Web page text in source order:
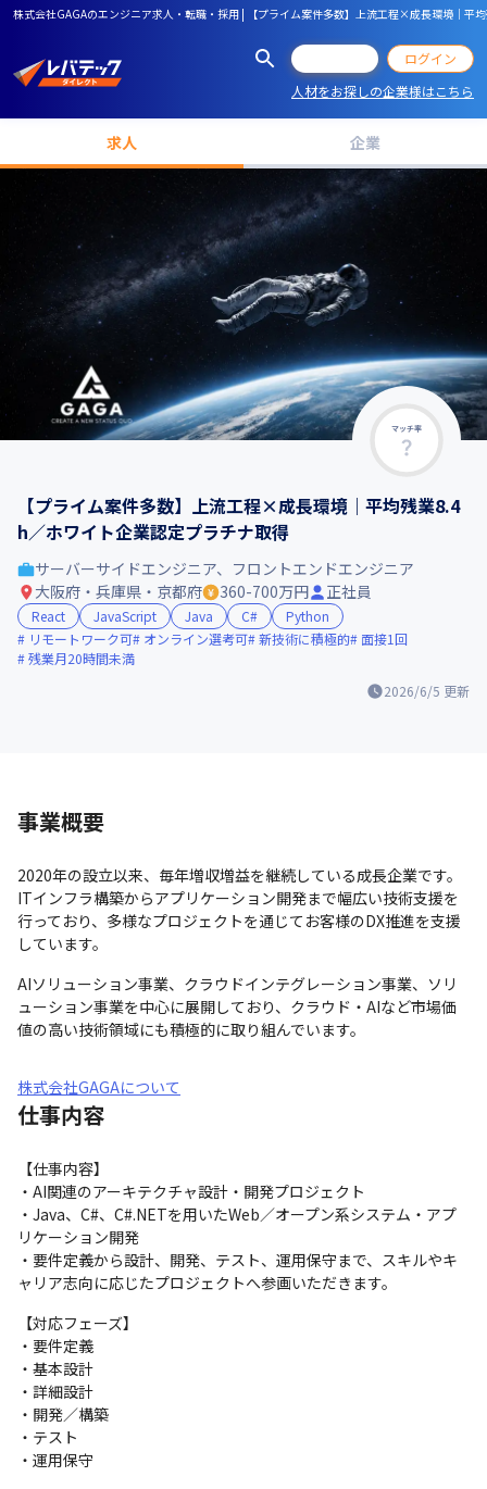
株式会社GAGAのエンジニア求人・転職・採用 | 【プライム案件多数】上流工程×成長環境｜平
ログイン
人材をお探しの企業様はこちら
求人 企業
マッチ率
【プライム案件多数】上流工程×成長環境｜平均残業8.4
h／ホワイト企業認定プラチナ取得
2026/6/5 更新
サーバーサイドエンジニア、フロントエンドエンジニア
大阪府・兵庫県・京都府
360-700万円 正社員
React JavaScript Java C#
Python
リモートワーク可
オンライン選考可 新技術に積極的
面接1回
残業月20時間未満
事業概要
2020年の設立以来、毎年増収増益を継続している成長企業です。
ITインフラ構築からアプリケーション開発まで幅広い技術支援を
行っており、多様なプロジェクトを通じてお客様のDX推進を支援
しています。
AIソリューション事業、クラウドインテグレーション事業、ソリ
ューション事業を中心に展開しており、クラウド・AIなど市場価
値の高い技術領域にも積極的に取り組んでいます。
株式会社GAGAについて
仕事内容
【仕事内容】
・AI関連のアーキテクチャ設計・開発プロジェクト
・Java、C#、C#.NETを用いたWeb／オープン系システム・アプ
リケーション開発
・要件定義から設計、開発、テスト、運用保守まで、スキルやキ
ャリア志向に応じたプロジェクトへ参画いただきます。
【対応フェーズ】
・要件定義
・基本設計
・詳細設計
・開発／構築
・テスト
・運用保守